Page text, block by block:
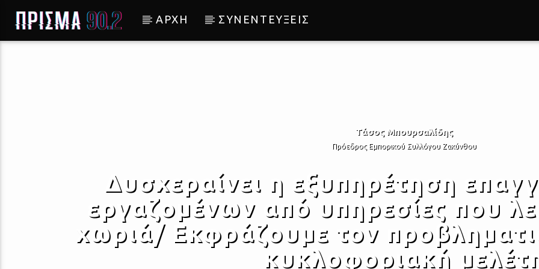
ΑΡΧΗ ΣΥΝΕΝΤΕΥΞΕΙΣ
Τάσος Μπουρσαλίδης
Πρόεδρος Εμπορικού Συλλόγου Ζακύνθου
Δυσχεραίνει η εξυπηρέτηση
εργαζομένων από υπηρεσίες που
χωριά/ Εκφράζουμε τον
κυκλοφοριακή